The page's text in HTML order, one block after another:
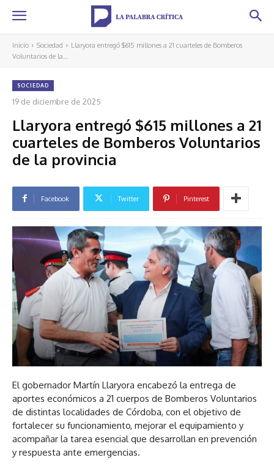
Inicio Sociedad
Llaryora entregó $615 millones a 21 cuarteles de Bomberos
Voluntarios de la...
SOCIEDAD
19 de diciembre de 2025
Llaryora entregó $615 millones a 21
cuarteles de Bomberos Voluntarios
de la provincia
Facebook Twitter Pinterest
El gobernador Martín Llaryora encabezó la entrega de
aportes económicos a 21 cuerpos de Bomberos Voluntarios
de distintas localidades de Córdoba, con el objetivo de
fortalecer su funcionamiento, mejorar el equipamiento y
acompañar la tarea esencial que desarrollan en prevención
y respuesta ante emergencias.